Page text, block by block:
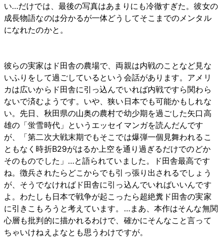
い…だけでは、最後の写真はあまりにも冷徹すぎた。彼女の
成長物語なのは分かるが一体どうしてそこまでのメンタル
になれたのかと。
彼らの実家はド田舎の農場で、両親は内戦のことなど見な
いふりをして過ごしているという会話があります。アメリ
カは広いからド田舎に引っ込んでいれば内戦ですら関わら
ないで済むようです。いや、狭い日本でも可能かもしれな
い。先日、秋田県の山奥の農村で幼少期を過ごした矢口高
雄の「蛍雪時代」というエッセイマンガを読んだんです
が、「第二次大戦末期でもそこでは爆弾一個見舞われるこ
ともなく時折B29がはるか上空を通り過ぎるだけでのどか
そのものでした」…と語られていました。ド田舎最高です
ね。徴兵されたらどこからでも引っ張り出されるでしょう
が、そうでなければド田舎に引っ込んでいればいいんです
よ。わたしも日本で戦争が起こったら超絶糞ド田舎の実家
に引きこもろうと考えています。…まあ、本作はそんな無関
心層も批判的に描かれるわけで、確かにそんなこと言って
ちゃいけねえよなとも思うわけですが。